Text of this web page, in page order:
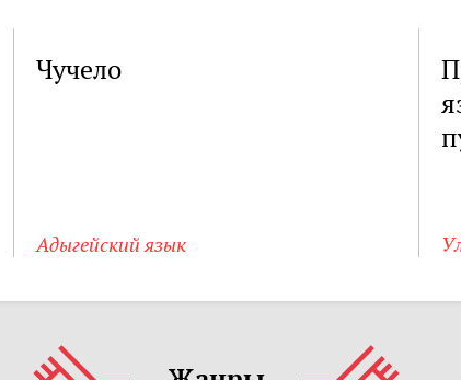
Чучело
Адыгейский язык